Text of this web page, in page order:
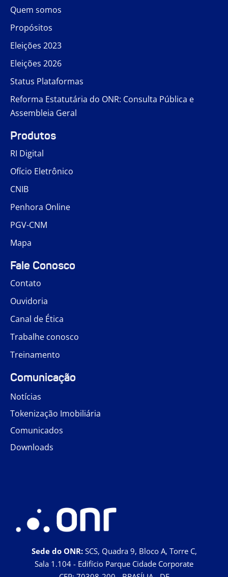
Quem somos
Propósitos
Eleições 2023
Eleições 2026
Status Plataformas
Reforma Estatutária do ONR: Consulta Pública e
Assembleia Geral
Produtos
RI Digital
Ofício Eletrônico
CNIB
Penhora Online
PGV-CNM
Mapa
Fale Conosco
Contato
Ouvidoria
Canal de Ética
Trabalhe conosco
Treinamento
Comunicação
Notícias
Tokenização Imobiliária
Comunicados
Downloads
Sede do ONR:SCS, Quadra 9, Bloco A, Torre C,
Sala 1.104 - Edifício Parque Cidade Corporate